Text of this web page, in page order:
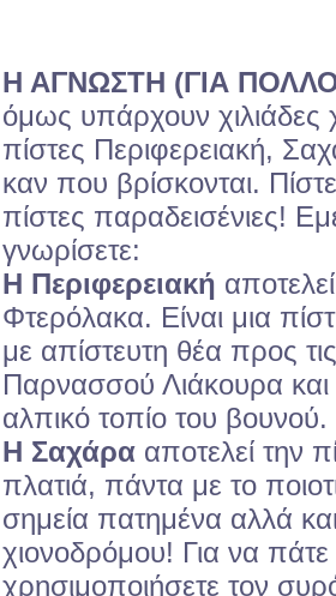
Η ΑΓΝΩΣΤΗ (ΓΙΑ
όμως υπάρχουν χιλιάδες
πίστες Περιφερειακή,
καν που βρίσκονται.
πίστες παραδεισένιες!
γνωρίσετε:
Η Περιφερειακή
Φτερόλακα. Είναι μια
με απίστευτη θέα προς
Παρνασσού Λιάκουρα
αλπικό τοπίο του βουνού.
Η Σαχάρα αποτελεί την
πλατιά, πάντα με το
σημεία πατημένα αλλά
χιονοδρόμου! Για να
χρησιμοποιήσετε τον